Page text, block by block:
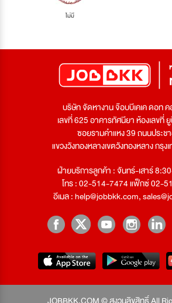
ไม่มี
บริษัท จัดหางาน จ๊อบบีเคเค ดอท
เลขที่ 625 อาคารทัศนียา ห้องเลขที่
ซอยรามคำแหง 39 ถนนประช
แขวงวังทองหลางเขตวังทองหลาง กรุ
ฝ่ายบริการลูกค้า : จันทร์-เสาร์
โทร : 02-514-7474 แฟ็กซ์ 02-
อีเมล :help@jobbkk.com,